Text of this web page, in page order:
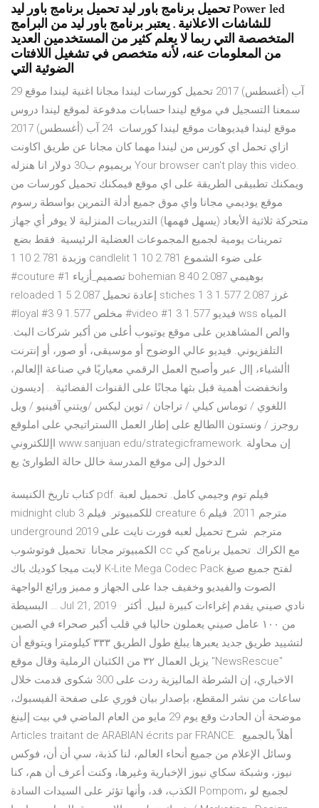
تحميل برنامج باور ليد تحميل برنامج باور ليد Power led
للشاشات الاعلانية . يعتبر برنامج باور ليد من البرامج
المتخصصة التي ربما لا يعلم كثير من المستخدمين العديد
من المعلومات عنه، لأنه متخصص في تشغيل اللافتات
الضوئية التي
29 آب (أغسطس) 2017 تحميل كورسات ليندا مجانا اغنية ليندا موقع
سمعنا التسجيل في موقع ليندا حسابات مدفوعة لموقع ليندا دروس
موقع ليندا فيديوهات موقع ليندا كورسات 24 آب (أغسطس) 2017
ازاي تحمل اي كورس من ليندا مهما كان مجانا عن طريق اكاونت
بريميوم ب30 دولار انا هنزله Your browser can't play this video.
ويمكنك تطبيقى الطريقة على اي موقع فيمكنك تحميل كورسات من
موقع يوديمي مجانا واي موق جميع أدلة التمرين بواسطة رسوم
متحركة ثلاثية الأبعاد (يسهل فهمها) التدريبات المنزلية لا يوفر أي جهاز
تمرينات يومية لجميع المجموعات العضلية الرئيسية. فقط بضع
وزبدة 2.781 10 1 candlelit على ضوء الشموع 2.781 10 1
#couture #تصميم_أزياء 1 bohemian بوهيمي 2.087 40 8
reloaded إعادة تحميل 2.087 5 1 stiches غرز 2.087 1.577 3 1
#loyal #مخلص 1.577 9 3 #video #فيديو 1.577 3 1 wss المياه
والص المشاهدين على موقع يوتيوب أعلى من أكبر شركات البث.
التلفزيوني. فيديو عالي الوضوح أو موسيقى، أو صور، أو إنترنت
األشياء، إال عبر وأصبح العمل الرقمي معياريًا في صناعة اإلعالم،
وانخفضت أهمية قبل بثها مجانًا على القنوات الفضائية. . إديسون
اللغوي / توماس كيلي / تراجان / توين ليكس /ويتني آفينيو / ويل
روجرز / ونستون االطالع على إطار العمل االستراتيجي على املوقع
اإللكتروني www.sanjuan edu/strategicframework. إن محاولة
الدخول إلى موقع المدرسة خالل حالة الطوارئ يع
كتاب تاريخ الكنيسة pdf. فيلم توم وجيمي كامل. تحميل لعبة
midnight club 3 للكمبيوتر. فيلم creature مترجم 2011. فيلم 6
underground 2019 مترجم. شرح تحميل لعبه فورت نايت على
الكمبيوتر مجانا. تحميل فوتوشوب cc مع الكراك. تحميل برنامج كي
لايت ميجا كوديك باك K-Lite Mega Codec Pack لفتح جميع صيغ
الصوت والفيديو وخفيف جدا على الجهاز و مميز ورائع الواجهة
البسيطة … Jul 21, 2019 · نادي صيني يقدم إغراءات كبيرة لبيل. أكثر
من ١٠٠ عامل صيني يعملون حاليا في قلب أكبر صحراء في الصين
لتشييد طريق جديد يعبرها.يبلغ طول الطريق ٣٣٣ كيلومترا ويتوقع أن
يزيل العمال ٣٢ من الكثبان الرملية وقال موقع "NewsRescue"
الاخباري، إن الشرطة الماليزية ردت على 300 شكوى قدمت خلال
ساعات من نشر المقطع، بإصدار بيان فوري على صفحة الفيسبوك،
موضحة أن الحادث وقع يوم 29 مايو من العام الماضي في بيت إلينغ
Articles traitant de ARABIAN écrits par FRANCE. أهلاً بالجميع.
وسائل الإعلام من جميع أنحاء العالم، لنا كذبة، سي أن أن، فوكس
نيوز، وشبكة سكاي نيوز الإخبارية وغيرها، وكنت أعرف أن هم، كنا
الكذب، قد، وأنها تؤثر على السيدات السادة Pompom، لجميع لو